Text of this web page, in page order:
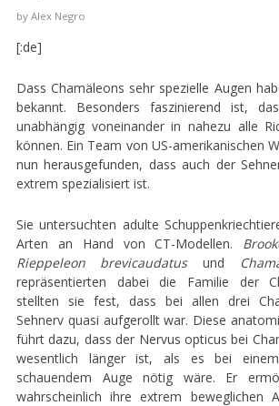
by Alex Negro
[:de]
Dass Chamäleons sehr spezielle Augen
bekannt. Besonders faszinierend ist,
unabhängig voneinander in nahezu alle
können. Ein Team von US-amerikanischen
nun herausgefunden, dass auch der
extrem spezialisiert ist.
Sie untersuchten adulte
Arten an Hand von CT-Modellen.
Rieppeleon brevicaudatusund
repräsentierten dabei die Familie der
stellten sie fest, dass bei allen drei
Sehnerv quasi aufgerollt war. Diese
führt dazu, dass der Nervus opticus bei
wesentlich länger ist, als es bei
schauendem Auge nötig wäre. Er
wahrscheinlich ihre extrem beweglichen